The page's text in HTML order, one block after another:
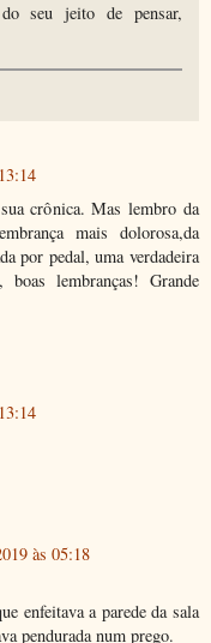
seu jeito de pensar,
crônica. Mas lembro da
mais dolorosa,da
por pedal, uma verdadeira
lembranças! Grande
às 05:18
enfeitava a parede da sala
pendurada num prego.